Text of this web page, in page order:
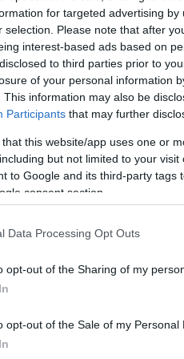
for targeted advertising
selection. Please note that after
interest-based ads based on
to third parties prior to
of your personal information
This information may also be
Participants that may further
that this website/app uses one or
but not limited to your
to Google and its third-party
consent section.
Data Processing Opt Outs
opt-out of the Sharing of my
opt-out of the Sale of my Personal
η κάμερα της
Χρήστος Λυσσέας.
όλα, ρωτήθηκε για την
οποία θα
που θέλουν τον